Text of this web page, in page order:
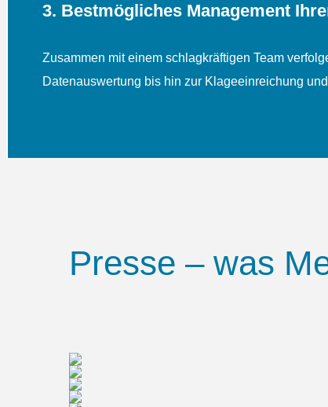
3. Bestmögliches Management
Zusammen mit einem schlagkräftigen Team
Daten­aus­wertung bis hin zur Klage­einreichung
Presse – was